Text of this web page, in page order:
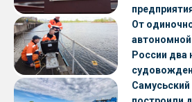
От
России два